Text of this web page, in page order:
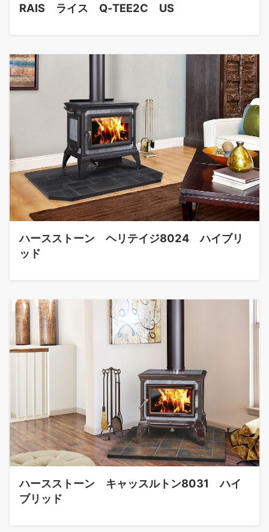
RAIS ライス Q-TEE2C US
ハースストーン ヘリテイジ8024 ハイブリ
ッド
ハースストーン キャッスルトン8031 ハイ
ブリッド